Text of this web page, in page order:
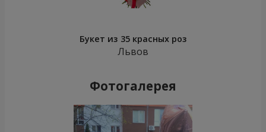
Букет из 35 красных роз
Львов
Фотогалерея